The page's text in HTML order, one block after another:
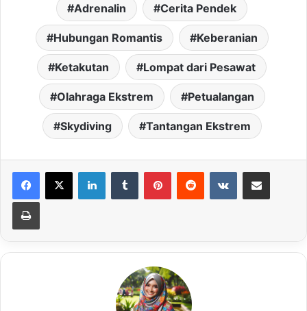
Adrenalin Cerita Pendek
Hubungan Romantis Keberanian
Ketakutan Lompat dari Pesawat
Olahraga Ekstrem Petualangan
Skydiving Tantangan Ekstrem
LinkedInTumblr PinterestReddit VKontakteShare via Email
Print